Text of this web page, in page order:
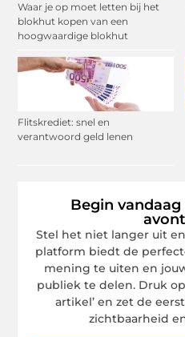
Waar je op moet letten bij het
blokhut kopen van een
hoogwaardige blokhut
Flitskrediet: snel en
verantwoord geld lenen
Begin
Stel het niet langer uit
platform biedt de
mening te uiten en
publiek te delen. Druk
artikel’ en zet de
zichtbaarheid